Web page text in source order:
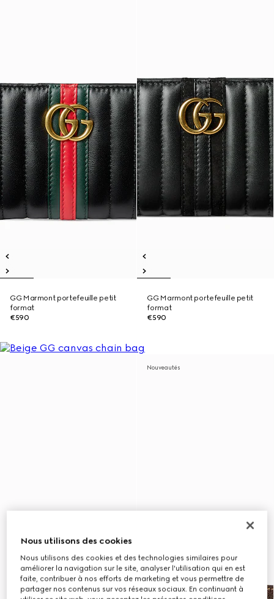
GG Marmont portefeuille petit
format
€590
GG Marmont portefeuille petit
format
€590
Nouveautés
Nous utilisons des cookies
Nous utilisons des cookies et des technologies similaires pour
améliorer la navigation sur le site, analyser l'utilisation qui en est
faite, contribuer à nos efforts de marketing et vous permettre de
partager nos contenus sur vos réseaux sociaux. En continuant à